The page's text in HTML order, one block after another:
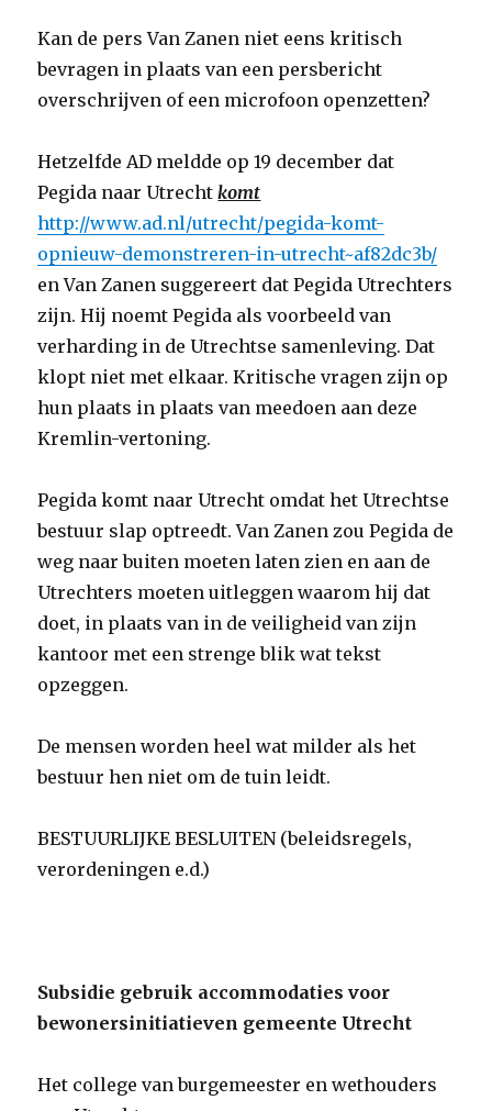
Kan de pers Van Zanen niet eens kritisch
bevragen in plaats van een persbericht
overschrijven of een microfoon openzetten?
Hetzelfde AD meldde op 19 december dat
Pegida naar Utrechtkomt
http://www.ad.nl/utrecht/pegida-komt-
opnieuw-demonstreren-in-utrecht~af82dc3b/
en Van Zanen suggereert dat Pegida Utrechters
zijn. Hij noemt Pegida als voorbeeld van
verharding in de Utrechtse samenleving. Dat
klopt niet met elkaar. Kritische vragen zijn op
hun plaats in plaats van meedoen aan deze
Kremlin-vertoning.
Pegida komt naar Utrecht omdat het Utrechtse
bestuur slap optreedt. Van Zanen zou Pegida de
weg naar buiten moeten laten zien en aan de
Utrechters moeten uitleggen waarom hij dat
doet, in plaats van in de veiligheid van zijn
kantoor met een strenge blik wat tekst
opzeggen.
De mensen worden heel wat milder als het
bestuur hen niet om de tuin leidt.
BESTUURLIJKE BESLUITEN (beleidsregels,
verordeningen e.d.)
Subsidie gebruik accommodaties voor
bewonersinitiatieven gemeente Utrecht
Het college van burgemeester en wethouders